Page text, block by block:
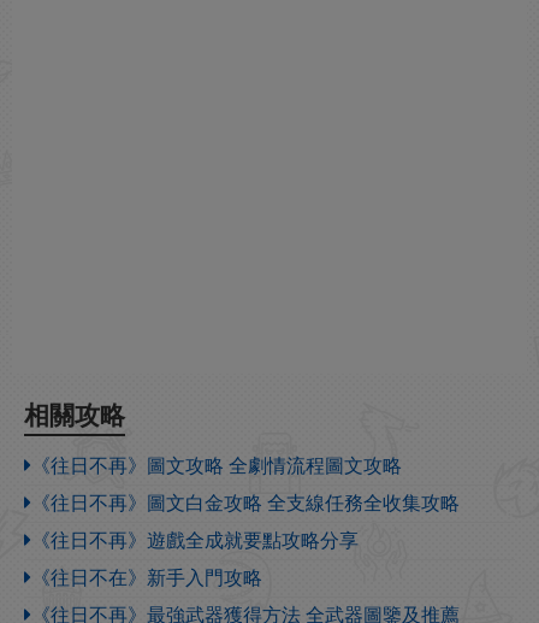
相關攻略
《往日不再》圖文攻略 全劇情流程圖文攻略
《往日不再》圖文白金攻略 全支線任務全收集攻略
《往日不再》遊戲全成就要點攻略分享
《往日不在》新手入門攻略
《往日不再》最強武器獲得方法 全武器圖鑒及推薦